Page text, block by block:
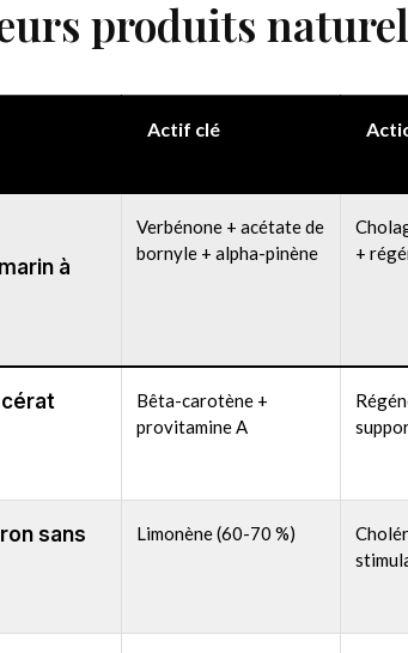
produits
Actif clé
à
Verbénone + acétate de
bornyle + alpha-pinène
+
Bêta-carotène +
provitamine A
sans
Limonène (60-70 %)